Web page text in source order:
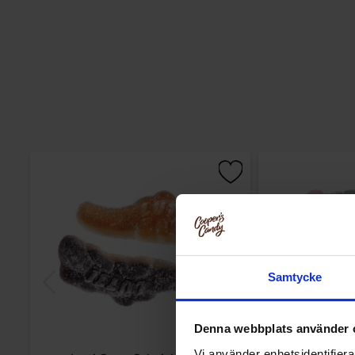
Samtycke
Denna webbplats använder